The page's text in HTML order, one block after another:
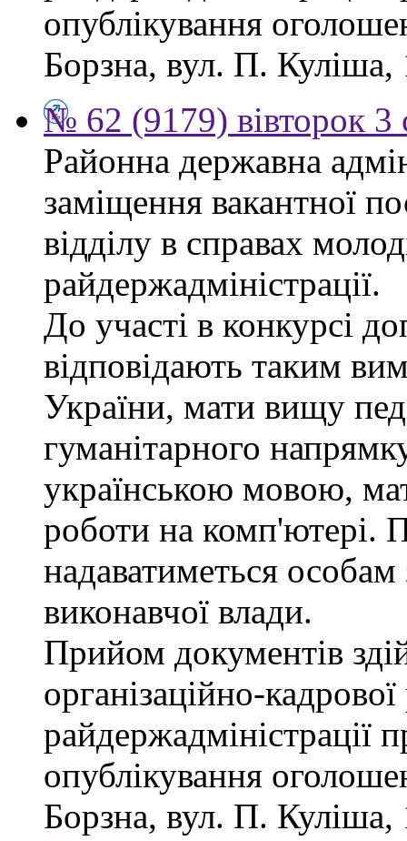
опублікування
Борзна, вул. П.
№ 62 (9179) вівторок 3
Районна державна
заміщення вакантної
відділу в справах
райдержадміністрації.
До участі в конкурсі
відповідають таким
України, мати вищу
гуманітарного
українською мовою,
роботи на комп'ютері.
надаватиметься
виконавчої влади.
Прийом документів
організаційно-
райдержадміністрації
опублікування
Борзна, вул. П.